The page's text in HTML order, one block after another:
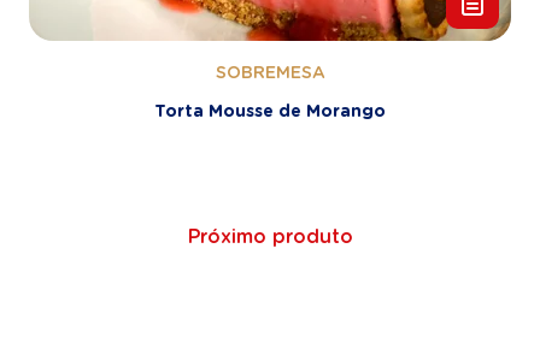
SOBREMESA
Torta Mousse de Morango
Próximo produto